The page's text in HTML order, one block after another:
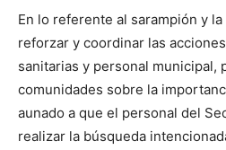
En lo referente al sarampión y
reforzar y coordinar las
sanitarias y personal municipal,
comunidades sobre la
aunado a que el personal del
realizar la búsqueda